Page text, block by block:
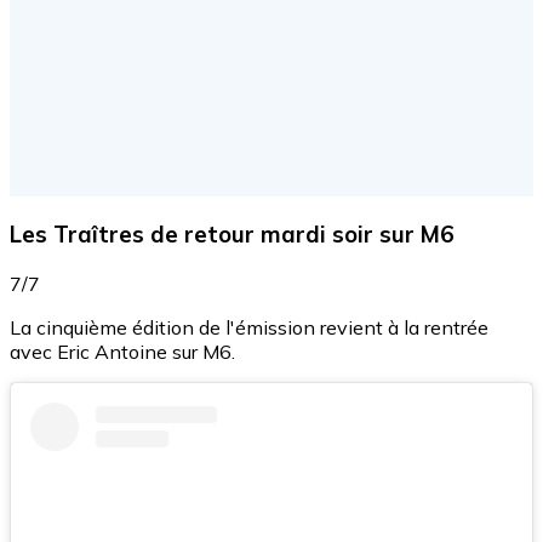
Les Traîtres de retour mardi soir sur M6
7/7
La cinquième édition de l'émission revient à la rentrée
avec Eric Antoine sur M6.